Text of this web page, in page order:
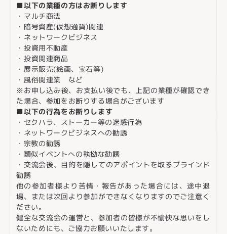
■以下の業種の方はお断りします
・マルチ商法
・暗号資産(仮想通貨)関連
・ネットワークビジネス
・投資用不動産
・投資関連商品
・展示販売(絵画、宝石等)
・風俗関連業 など
※お申し込み後、お支払い後でも、上記の業種が確認でき
た場合、参加をお断りする場合がございます
■以下の行為をお断りします
・セクハラ、ストーカー等の迷惑行為
・ネットワークビジネスへの勧誘
・宗教の勧誘
・類似イベントへの執拗な勧誘
・交流会後、目的を隠してのアポイントを取るブラインド
勧誘
他の参加者様より苦情・報告があった場合には、途中退
場、または次回より参加ができなくなりますのでご注意く
ださい。
健全な交流会の運営と、参加者の皆様が不愉快な思いをし
ないためにも、ご協力お願いいたします。